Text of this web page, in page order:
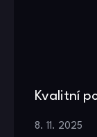
Kvalitní
8. 11. 2025